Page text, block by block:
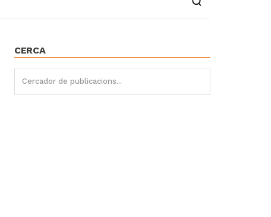
CERCA